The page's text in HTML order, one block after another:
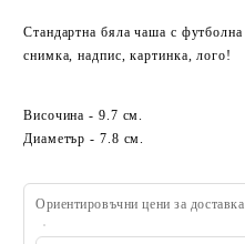
Стандартна бяла чаша с
снимка, надпис, картинка, лого!
Височина - 9.7 см.
Диаметър - 7.8 см.
Ориентировъчни цени за доставка